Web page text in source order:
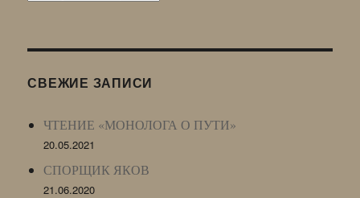
LJ
СВЕЖИЕ ЗАПИСИ
ЧТЕНИЕ «МОНОЛОГА О ПУТИ»
20.05.2021
СПОРЩИК ЯКОВ
21.06.2020